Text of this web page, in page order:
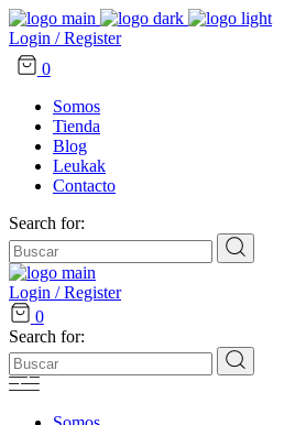
Login / Register
0
Somos
Tienda
Blog
Leukak
Contacto
Search for:
Login / Register
0
Search for: